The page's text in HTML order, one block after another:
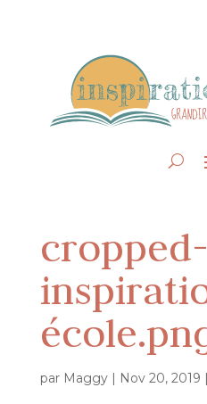
cropped-
par Maggy| Nov 20, 2019 |